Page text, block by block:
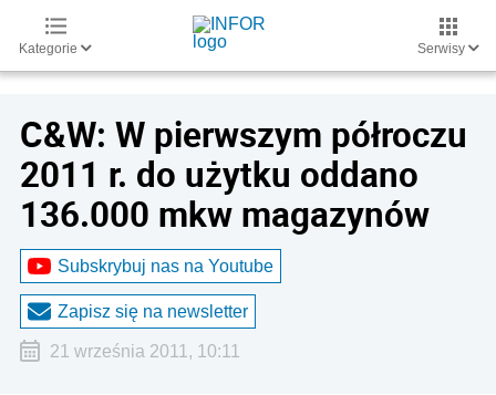
Kategorie Serwisy
C&W: W pierwszym półroczu
2011 r. do użytku oddano
136.000 mkw magazynów
Subskrybuj nas na Youtube
Zapisz się na newsletter
21 września 2011, 10:11